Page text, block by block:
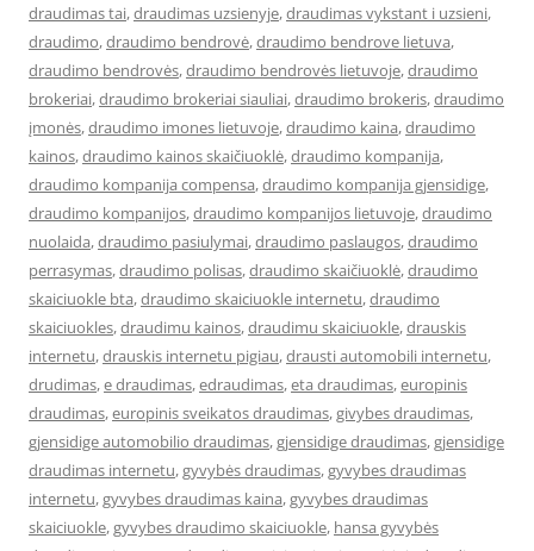
draudimas tai,draudimas uzsienyje,draudimas vykstant i uzsieni,
draudimo,draudimo bendrovė,draudimo bendrove lietuva,
draudimo bendrovės,draudimo bendrovės lietuvoje,draudimo
brokeriai,draudimo brokeriai siauliai,draudimo brokeris,draudimo
įmonės,draudimo imones lietuvoje,draudimo kaina,draudimo
kainos,draudimo kainos skaičiuoklė,draudimo kompanija,
draudimo kompanija compensa,draudimo kompanija gjensidige,
draudimo kompanijos,draudimo kompanijos lietuvoje,draudimo
nuolaida,draudimo pasiulymai,draudimo paslaugos,draudimo
perrasymas,draudimo polisas,draudimo skaičiuoklė,draudimo
skaiciuokle bta,draudimo skaiciuokle internetu,draudimo
skaiciuokles,draudimu kainos,draudimu skaiciuokle,drauskis
internetu,drauskis internetu pigiau,drausti automobili internetu,
drudimas,e draudimas,edraudimas,eta draudimas,europinis
draudimas,europinis sveikatos draudimas,givybes draudimas,
gjensidige automobilio draudimas,gjensidige draudimas,gjensidige
draudimas internetu,gyvybės draudimas,gyvybes draudimas
internetu,gyvybes draudimas kaina,gyvybes draudimas
skaiciuokle,gyvybes draudimo skaiciuokle, hansa gyvybės